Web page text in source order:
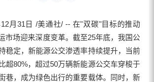
31日 /美通社/ -- 在"双碳"目标的推动
市场迎来深度变革。截至25年底，我国公
稳定，新能源公交渗透率持续提升，当前
超80%，超过50万辆新能源公交车穿梭于
巷，成为绿色出行的重要载体。同时，新